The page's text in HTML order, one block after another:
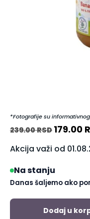
*Fotografije su
239.00RSD 179.00
Akcija važi od
Na stanju
Danas šaljemo ako
Dodaj u